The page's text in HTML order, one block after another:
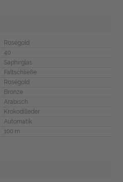
Roségold
40
Saphirglas
Faltschließe
Roségold
Bronze
Arabisch
Krokodilleder
Automatik
100 m